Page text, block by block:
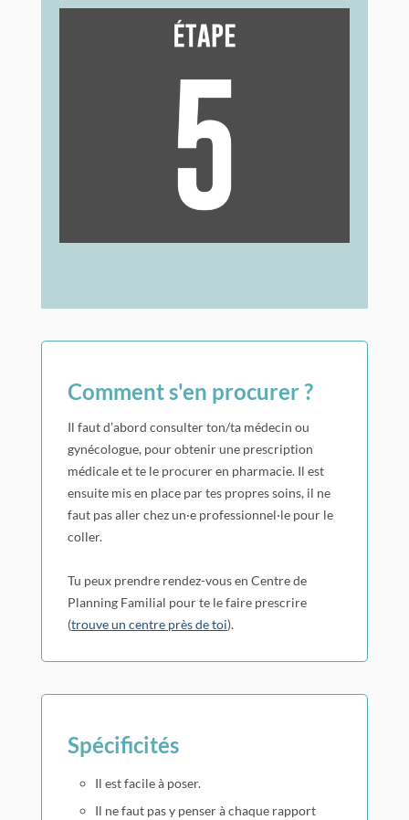
autre endroit que le précédent.
Le patch peut se décoller sans que tu t’en
rendes compte. Il faut le refixer ou en
Comment s'en procurer ?
Il faut d’abord consulter ton/ta médecin ou
gynécologue, pour obtenir une prescription
médicale et te le procurer en pharmacie. Il est
ensuite mis en place par tes propres soins, il ne
faut pas aller chez un·e professionnel·le pour le
coller.
Tu peux prendre rendez-vous en Centre de
Planning Familial pour te le faire prescrire
(trouve un centre près de toi).
Spécificités
Il est facile à poser.
Il ne faut pas y penser à chaque rapport